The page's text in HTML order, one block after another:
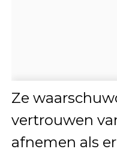
Ze
vertrouwen
afnemen als